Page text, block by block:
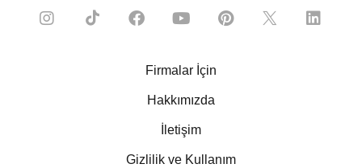
Firmalar İçin
Hakkımızda
İletişim
Gizlilik ve Kullanım